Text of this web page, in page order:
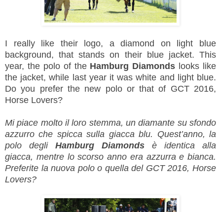
I really like their logo, a diamond on light blue
background, that stands on their blue jacket. This
year, the polo of the Hamburg Diamonds looks like
the jacket, while last year it was white and light blue.
Do you prefer the new polo or that of GCT 2016,
Horse Lovers?
Mi piace molto il loro stemma, un diamante su sfondo
azzurro che spicca sulla giacca blu. Quest’anno, la
polo degli Hamburg Diamonds è identica alla
giacca, mentre lo scorso anno era azzurra e bianca.
Preferite la nuova polo o quella del GCT 2016, Horse
Lovers?